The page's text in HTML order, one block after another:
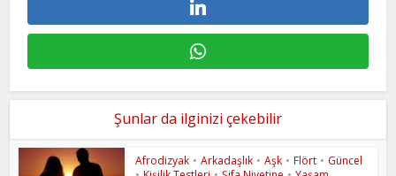
Şunlar da ilginizi çekebilir
Afrodizyak • Arkadaşlık • Aşk • Flört • Güncel